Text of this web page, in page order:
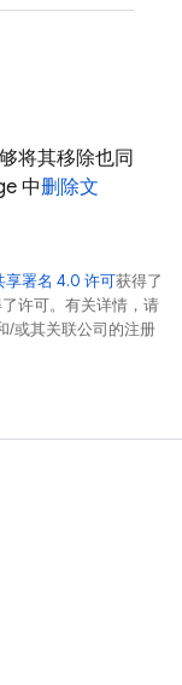
将其移除也同
中删除文
享署名 4.0 许可获得了
许可。有关详情，请
/或其关联公司的注册